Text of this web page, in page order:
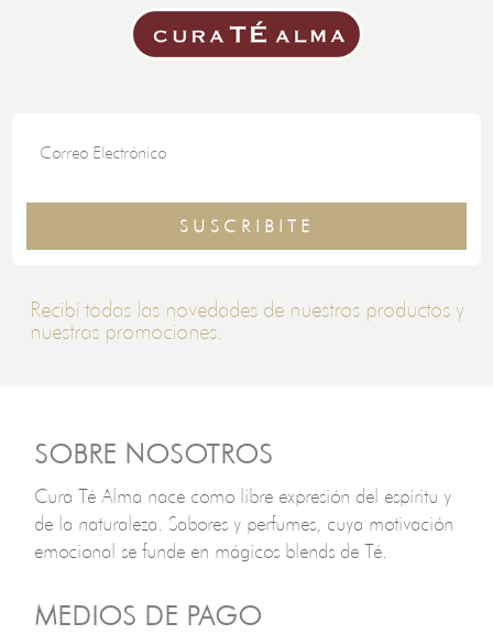
SUSCRIBITE
Recibí todas las novedades de nuestros productos y
nuestras promociones.
SOBRE NOSOTROS
Cura Té Alma nace como libre expresión del espíritu y
de la naturaleza. Sabores y perfumes, cuya motivación
emocional se funde en mágicos blends de Té.
MEDIOS DE PAGO